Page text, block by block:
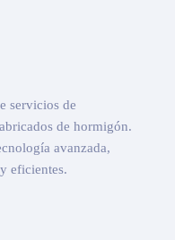
servicios de
de hormigón.
avanzada,
eficientes.